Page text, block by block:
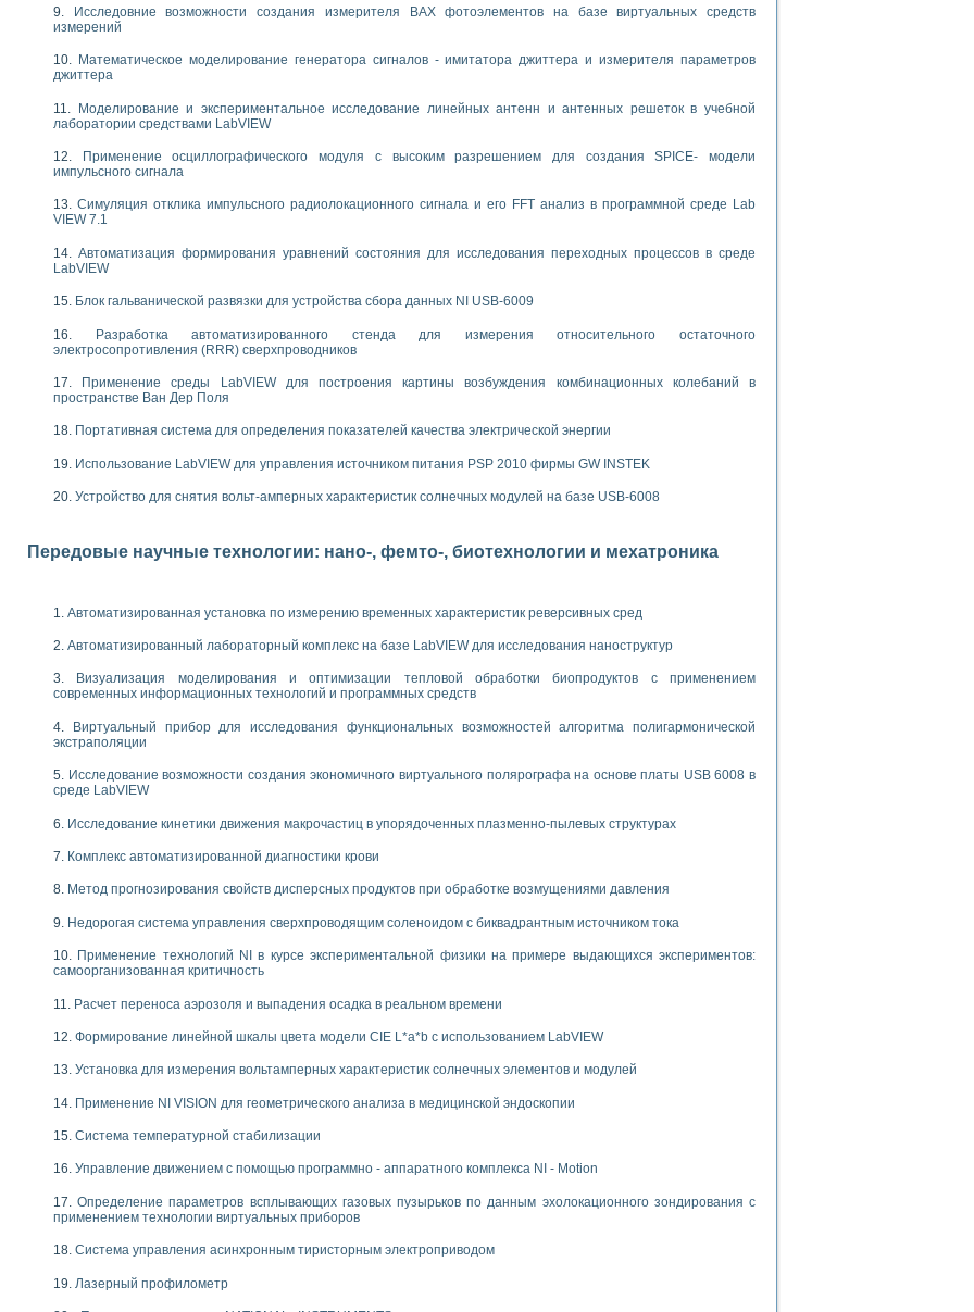
измерений с помощью LabVIEW
Назначение. Состав. Возможности
и корреляционный анализ"
обеспечение учебных лабораторных стендов
для изучения технологии выращивания полупроводниковых и оптических монокристаллов
LabVIEW
для исследования АЧХ и ФЧХ активных фильтров
одномерных сигналов на основе алгоритма полигармонической экстраполяции
полигармонической экстраполяции в среде LabVIEW
принципа действия универсального цифрового вольтметра
принимаемых решений в среде LabVIEW
электрических характеристик газоразрядных и люминесцентных ламп
информационно-измерительным системам (ИИС)
характеристик на основе использования звуковой карты ПК
теории Коммутации
работы «Имитационное моделирование погрешностей канала измерения температуры» в среде LabVIEW
национального проекта «Образование» технологий NATIONAL INSTRUMENTS в Нижегородском госуниверситете им. Н.И. Лобачевского
практикумов на кафедре информационных систем МИРЭА
практикума по электронике кафедры информационных систем МИРЭА
«Технологии NATIONAL INSTRUMENTS» в ростовском колледже связи и информатики
постоянного тока
электромагнитного поля для испытаний изделий авионики
ИИС на базе оборудования NI CompactDAQ
Исследовние возможности создания измерителя ВАХ фотоэлементов на базе виртуальных средств
измерений
Математическое моделирование генератора сигналов - имитатора джиттера и измерителя параметров
джиттера
Моделирование и экспериментальное исследование линейных антенн и антенных решеток в учебной
лаборатории средствами LabVIEW
Применение осциллографического модуля с высоким разрешением для создания SPICE- модели
импульсного сигнала
Симуляция отклика импульсного радиолокационного сигнала и его FFT анализ в программной среде Lab
VIEW 7.1
Автоматизация формирования уравнений состояния для исследования переходных процессов в среде
LabVIEW
Блок гальванической развязки для устройства сбора данных NI USB-6009
Разработка автоматизированного стенда для измерения относительного остаточного
электросопротивления (RRR) сверхпроводников
Применение среды LabVIEW для построения картины возбуждения комбинационных колебаний в
пространстве Ван Дер Поля
Портативная система для определения показателей качества электрической энергии
Использование LabVIEW для управления источником питания PSP 2010 фирмы GW INSTEK
Устройство для снятия вольт-амперных характеристик солнечных модулей на базе USB-6008
Передовые научные технологии: нано-, фемто-, биотехнологии и мехатроника
Автоматизированная установка по измерению временных характеристик реверсивных сред
Автоматизированный лабораторный комплекс на базе LabVIEW для исследования наноструктур
Визуализация моделирования и оптимизации тепловой обработки биопродуктов с применением
современных информационных технологий и программных средств
Виртуальный прибор для исследования функциональных возможностей алгоритма полигармонической
экстраполяции
Исследование возможности создания экономичного виртуального полярографа на основе платы USB 6008 в
среде LabVIEW
Исследование кинетики движения макрочастиц в упорядоченных плазменно-пылевых структурах
Комплекс автоматизированной диагностики крови
Метод прогнозирования свойств дисперсных продуктов при обработке возмущениями давления
Недорогая система управления сверхпроводящим соленоидом с биквадрантным источником тока
Применение технологий NI в курсе экспериментальной физики на примере выдающихся экспериментов:
самоорганизованная критичность
Расчет переноса аэрозоля и выпадения осадка в реальном времени
Формирование линейной шкалы цвета модели CIE L*a*b с использованием LabVIEW
Установка для измерения вольтамперных характеристик солнечных элементов и модулей
Применение NI VISION для геометрического анализа в медицинской эндоскопии
Система температурной стабилизации
Управление движением с помощью программно - аппаратного комплекса NI - Motion
Определение параметров всплывающих газовых пузырьков по данным эхолокационного зондирования с
применением технологии виртуальных приборов
Система управления асинхронным тиристорным электроприводом
Лазерный профилометр